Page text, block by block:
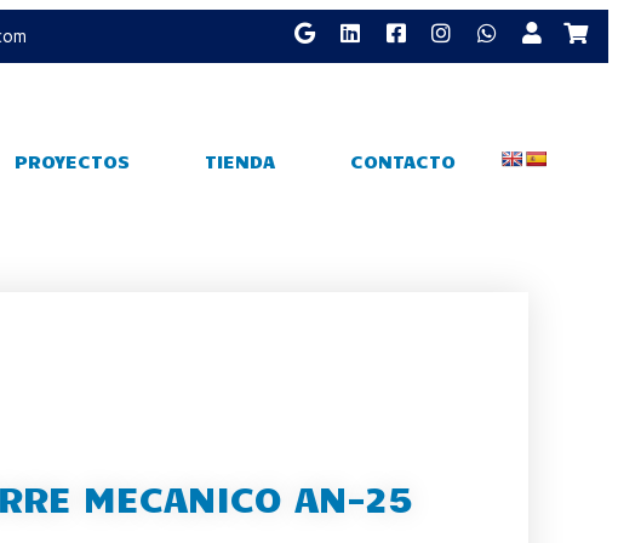
PROYECTOS TIENDA CONTACTO
MECANICO AN-25